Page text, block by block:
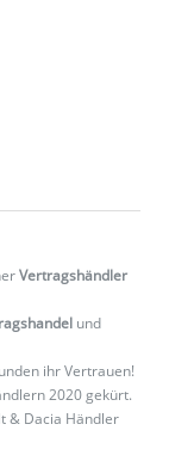
Vertragshändler
und
ihr Vertrauen!
2020 gekürt.
& Dacia Händler